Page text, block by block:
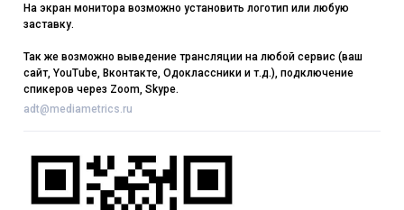
На экран монитора возможно установить логотип или любую
заставку.
Так же возможно выведение трансляции на любой сервис (ваш
сайт, YouTube, Вконтакте, Одоклассники и т.д.), подключение
спикеров через Zoom, Skype.
adt@mediametrics.ru